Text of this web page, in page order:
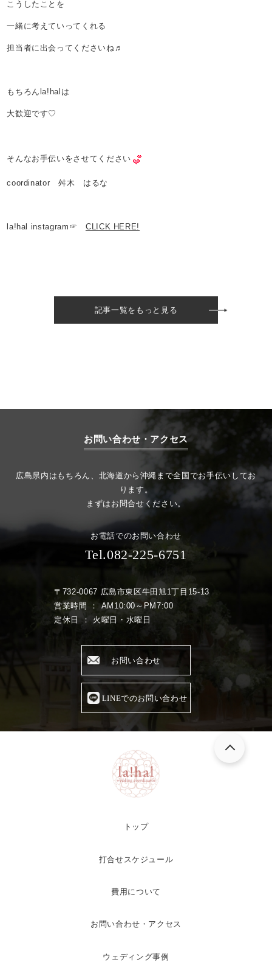
こうしたことを
一緒に考えていってくれる
担当者に出会ってくださいね♬
もちろんla!halは
大歓迎です♡
そんなお手伝いをさせてください
coordinator 舛木 はるな
la!hal instagram☞ CLICK HERE!
記事一覧をもっと見る
お問い合わせ・アクセス
広島県内はもちろん、北海道から沖縄まで全国でお手伝いしてお
ります。
まずはお問合せください。
お電話でのお問い合わせ
Tel.082-225-6751
〒732-0067 広島市東区牛田旭1丁目15-13
営業時間 ： AM10:00～PM7:00
定休日 ： 火曜日・水曜日
お問い合わせ
LINEでのお問い合わせ
トップ
打合せスケジュール
費用について
お問い合わせ・アクセス
ウェディング事例